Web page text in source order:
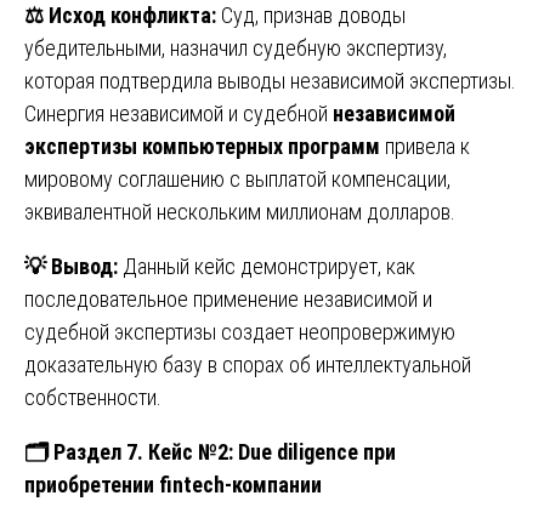
⚖️ Исход конфликта: Суд, признав доводы
убедительными, назначил судебную экспертизу,
которая подтвердила выводы независимой экспертизы.
Синергия независимой и судебной независимой
экспертизы компьютерных программ привела к
мировому соглашению с выплатой компенсации,
эквивалентной нескольким миллионам долларов.
💡Вывод: Данный кейс демонстрирует, как
последовательное применение независимой и
судебной экспертизы создает неопровержимую
доказательную базу в спорах об интеллектуальной
собственности.
🗂️ Раздел 7. Кейс №2: Due diligence при
приобретении fintech-компании